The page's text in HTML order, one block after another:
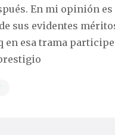
En mi opinión
sus evidentes
en esa trama